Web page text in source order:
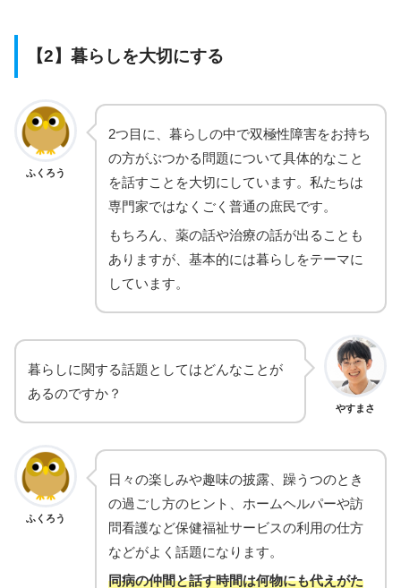
【2】暮らしを大切にする
ふくろう
2つ目に、暮らしの中で双極性障害をお持ち
の方がぶつかる問題について具体的なこと
を話すことを大切にしています。私たちは
専門家ではなくごく普通の庶民です。
もちろん、薬の話や治療の話が出ることも
ありますが、基本的には暮らしをテーマに
しています。
やすまさ
暮らしに関する話題としてはどんなことが
あるのですか？
ふくろう
日々の楽しみや趣味の披露、躁うつのとき
の過ごし方のヒント、ホームヘルパーや訪
問看護など保健福祉サービスの利用の仕方
などがよく話題になります。
同病の仲間と話す時間は何物にも代えがた